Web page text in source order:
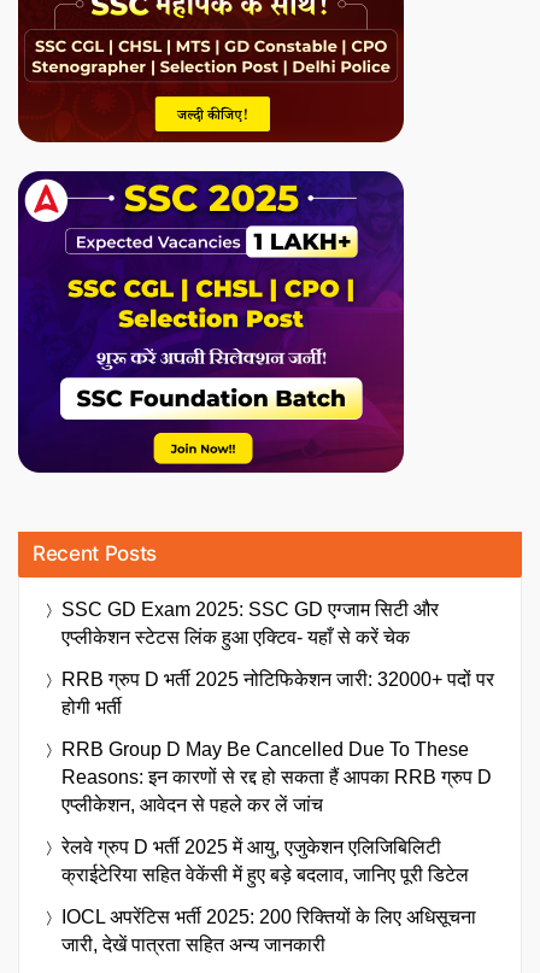
Recent Posts
SSC GD Exam 2025: SSC GD एग्जाम सिटी और
एप्लीकेशन स्टेटस लिंक हुआ एक्टिव- यहाँ से करें चेक
RRB ग्रुप D भर्ती 2025 नोटिफिकेशन जारी: 32000+ पदों पर
होगी भर्ती
RRB Group D May Be Cancelled Due To These
Reasons: इन कारणों से रद्द हो सकता हैं आपका RRB ग्रुप D
एप्लीकेशन, आवेदन से पहले कर लें जांच
रेलवे ग्रुप D भर्ती 2025 में आयु, एजुकेशन एलिजिबिलिटी
क्राईटेरिया सहित वेकेंसी में हुए बड़े बदलाव, जानिए पूरी डिटेल
IOCL अपरेंटिस भर्ती 2025: 200 रिक्तियों के लिए अधिसूचना
जारी, देखें पात्रता सहित अन्य जानकारी